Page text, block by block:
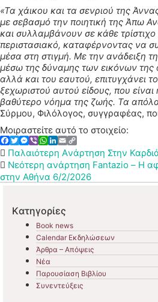
«Τα χάικου και τα σενριού της
με σεβασμό την ποιητική της Άπω
και συλλαμβάνουν σε κάθε
περιστασιακό, καταφέρνοντας να
μέσα στη στιγμή. Με την ανάδειξη
μέσω της δύναμης των εικόνων
αλλά και του εαυτού, επιτυγχάνει
ξεχωριστού αυτού είδους, που
βαθύτερο νόημα της ζωής. Τα
Σύρμου, Φιλόλογος, συγγραφέας,
Μοιραστείτε αυτό το στοιχείο:
Facebook
Twitter
Messenger
Viber
WhatsApp
LinkedIn
EmailCopy
Link
Παλαιότερη Aνάρτηση Στην
Νεότερη ανάρτηση Fantazio – Η
στην Αθήνα 6/2/2026
Kατηγορίες
Book news
Calendar Εκδηλώσεων
Άρθρα – Απόψεις
Νέα
Παρουσίαση Βιβλίου
Συνεντεύξεις